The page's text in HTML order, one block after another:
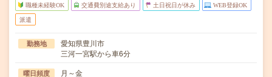
職種未経験OK 交通費別途支給あり 土日祝日が休み WEB登録OK
派遣
勤務地
愛知県豊川市
三河一宮駅から車6分
曜日頻度 月～金